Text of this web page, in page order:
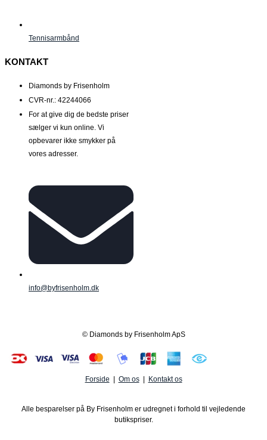
Tennisarmbånd
KONTAKT
Diamonds by Frisenholm
CVR-nr.: 42244066
For at give dig de bedste priser
sælger vi kun online. Vi
opbevarer ikke smykker på
vores adresser.
info@byfrisenholm.dk
© Diamonds by Frisenholm ApS
Forside | Om os| Kontakt os
Alle besparelser på By Frisenholm er udregnet i forhold til vejledende
butikspriser.